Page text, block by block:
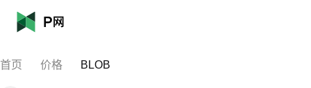
首页 价格 BLOB